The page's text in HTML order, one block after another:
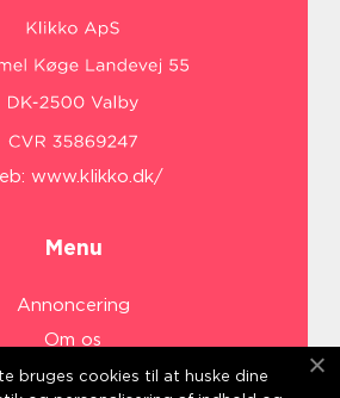
www.klikko.dk/
Menu
Annoncering
Om os
Cookies
bruges cookies til at huske dine